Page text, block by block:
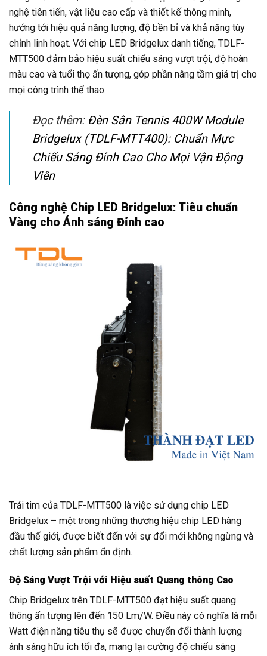
nghệ tiên tiến, vật liệu cao cấp và thiết kế thông minh,
hướng tới hiệu quả năng lượng, độ bền bỉ và khả năng tùy
chỉnh linh hoạt. Với chip LED Bridgelux danh tiếng, TDLF-
MTT500 đảm bảo hiệu suất chiếu sáng vượt trội, độ hoàn
màu cao và tuổi thọ ấn tượng, góp phần nâng tầm giá trị cho
mọi công trình thể thao.
Đọc thêm: Đèn Sân Tennis 400W Module
Bridgelux (TDLF-MTT400): Chuẩn Mực
Chiếu Sáng Đỉnh Cao Cho Mọi Vận Động
Viên
Công nghệ Chip LED Bridgelux: Tiêu chuẩn
Vàng cho Ánh sáng Đỉnh cao
Trái tim của TDLF-MTT500 là việc sử dụng chip LED
Bridgelux – một trong những thương hiệu chip LED hàng
đầu thế giới, được biết đến với sự đổi mới không ngừng và
chất lượng sản phẩm ổn định.
Độ Sáng Vượt Trội với Hiệu suất Quang thông Cao
Chip Bridgelux trên TDLF-MTT500 đạt hiệu suất quang
thông ấn tượng lên đến 150 Lm/W. Điều này có nghĩa là mỗi
Watt điện năng tiêu thụ sẽ được chuyển đổi thành lượng
ánh sáng hữu ích tối đa, mang lại cường độ chiếu sáng